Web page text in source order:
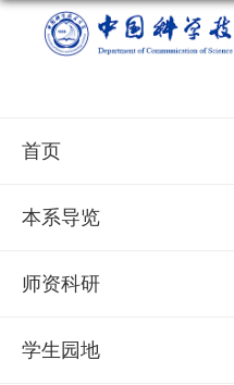
首页
本系导览
师资科研
学生园地